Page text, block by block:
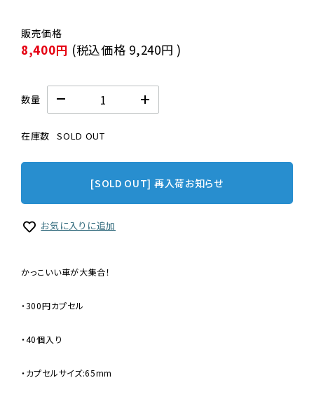
8,400円 (税込価格 9,240円 )
数量
在庫数 SOLD OUT
[SOLD OUT] 再入荷お知らせ
お気に入りに追加
かっこいい車が大集合！
・300円カプセル
・40個入り
・カプセルサイズ:65mm